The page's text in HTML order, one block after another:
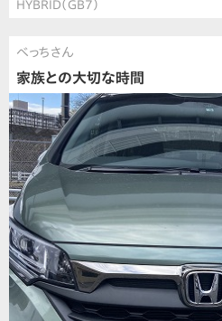
HYBRID（GB7）
べっちさん
家族との大切な時間